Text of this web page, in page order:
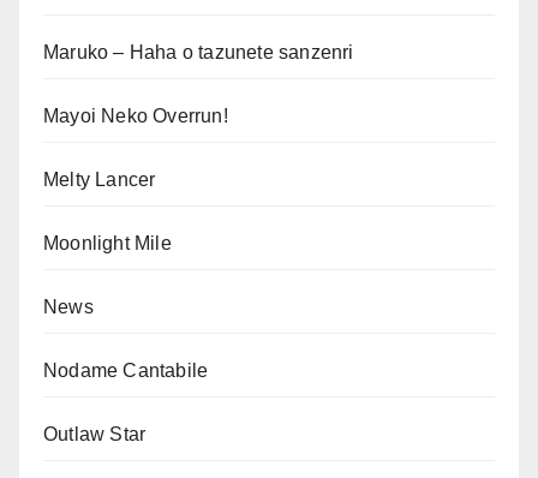
Maruko – Haha o tazunete sanzenri
Mayoi Neko Overrun!
Melty Lancer
Moonlight Mile
News
Nodame Cantabile
Outlaw Star